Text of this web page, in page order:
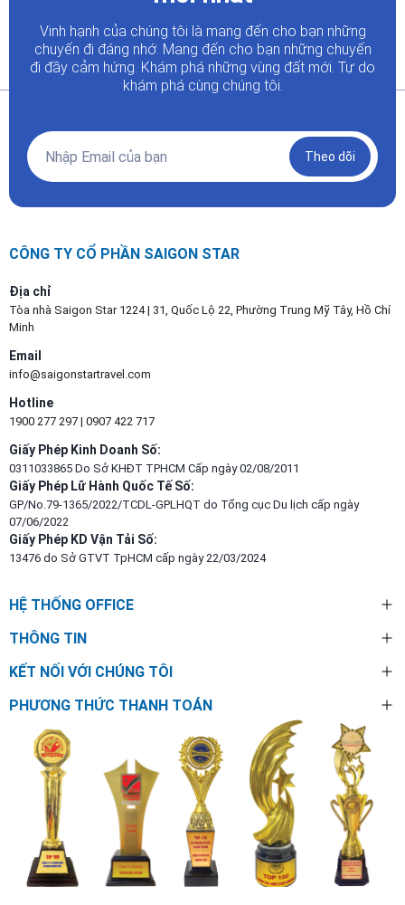
Vinh hạnh của chúng tôi là mang đến cho bạn những
chuyến đi đáng nhớ. Mang đến cho bạn những chuyến
đi đầy cảm hứng. Khám phá những vùng đất mới. Tự do
khám phá cùng chúng tôi.
Theo dõi
CÔNG TY CỔ PHẦN SAIGON STAR
Địa chỉ
Tòa nhà Saigon Star 1224 | 31, Quốc Lộ 22, Phường Trung Mỹ Tây, Hồ Chí
Minh
Email
info@saigonstartravel.com
Hotline
1900 277 297 | 0907 422 717
Giấy Phép Kinh Doanh Số:
0311033865 Do Sở KHĐT TPHCM Cấp ngày 02/08/2011
Giấy Phép Lữ Hành Quốc Tế Số:
GP/No.79-1365/2022/TCDL-GPLHQT do Tổng cục Du lịch cấp ngày
07/06/2022
Giấy Phép KD Vận Tải Số:
13476 do Sở GTVT TpHCM cấp ngày 22/03/2024
HỆ THỐNG OFFICE
THÔNG TIN
KẾT NỐI VỚI CHÚNG TÔI
PHƯƠNG THỨC THANH TOÁN